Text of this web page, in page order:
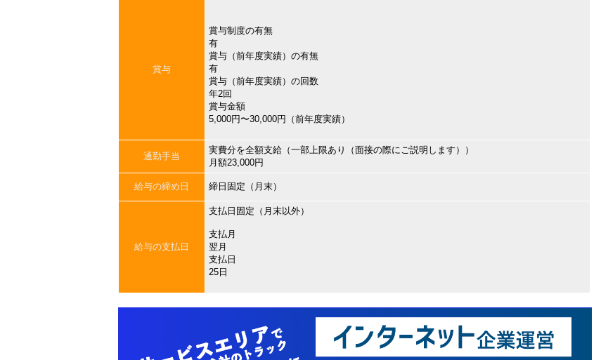
賞与
賞与制度の有無
有
賞与（前年度実績）の有無
有
賞与（前年度実績）の回数
年2回
賞与金額
5,000円〜30,000円（前年度実績）
通勤手当
実費分を全額支給（一部上限あり（面接の際にご説明します））
月額23,000円
給与の締め日 締日固定（月末）
給与の支払日
支払日固定（月末以外）
支払月
翌月
支払日
25日